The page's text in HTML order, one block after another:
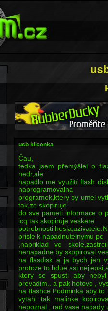
usb klicenka
Čau,
tedka jsem přemýšlel o
nedr,ale
napadlo me využití flash
naprogramovalna
programek,ktery by umel
tak,ze skopiruje
do sve pameti informace o
icq tak skopiruje veskere
prisle k napadnutelnymu pc
,napriklad ve
nenapadne by skopiroval
na flasdisk a ja bych jen
protoze to bdue asi
ktery se spusti aby
prevadim.. a pak hotovo ,
na flashce.Podminka aby
vytahl tak malinke
nepoznal , rad vase napady